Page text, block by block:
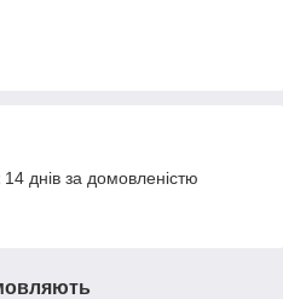
днів за домовленістю